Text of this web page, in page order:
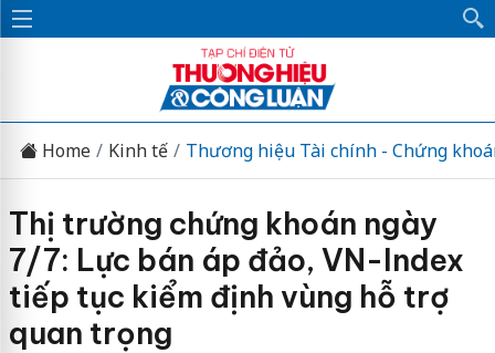
Home Kinh tế Thương hiệu Tài chính - Chứng
Thị trường chứng khoán ngày
7/7: Lực bán áp đảo, VN-Index
tiếp tục kiểm định vùng hỗ trợ
quan trọng